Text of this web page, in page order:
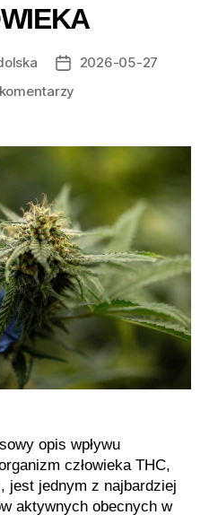
Data2026-05-27
na
organizm
opis wpływu
człowieka THC,
jest jednym z najbardziej
aktywnych obecnych w